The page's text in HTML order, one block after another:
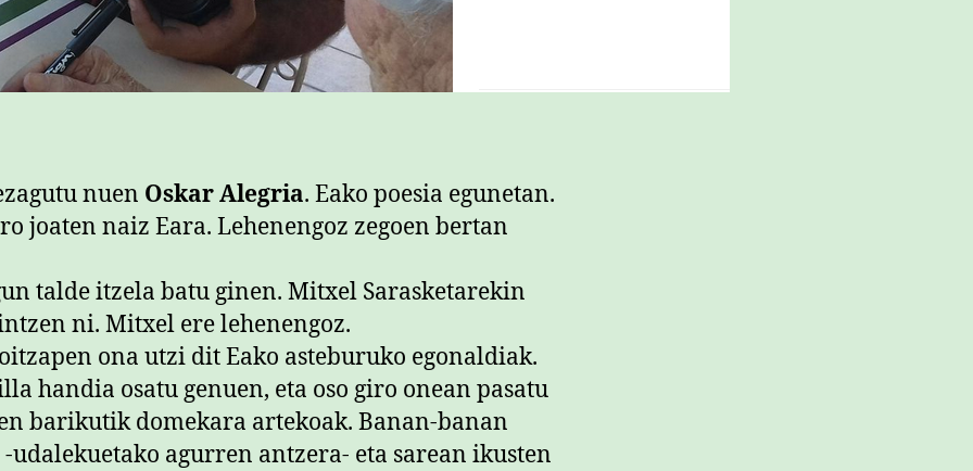
nuen Oskar Alegria. Eako poesia egunetan.
joaten naiz Eara. Lehenengoz zegoen bertan
talde itzela batu ginen. Mitxel Sarasketarekin
ni. Mitxel ere lehenengoz.
ona utzi dit Eako asteburuko egonaldiak.
handia osatu genuen, eta oso giro onean pasatu
barikutik domekara artekoak. Banan-banan
udalekuetako agurren antzera- eta sarean ikusten